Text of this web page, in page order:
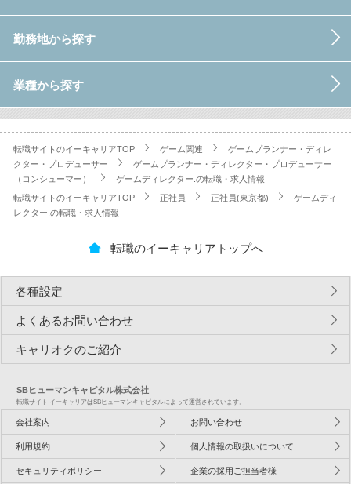
勤務地から探す
業種から探す
転職サイトのイーキャリアTOP ゲーム関連
ゲームプランナー・ディレ
クター・プロデューサー
ゲームプランナー・ディレクター・プロデューサー
（コンシューマー）
ゲームディレクター.の転職・求人情報
転職サイトのイーキャリアTOP 正社員 正社員(東京都)
ゲームディ
レクター.の転職・求人情報
転職のイーキャリアトップへ
各種設定
よくあるお問い合わせ
キャリオクのご紹介
SBヒューマンキャピタル株式会社
転職サイト イーキャリアはSBヒューマンキャピタルによって運営されています。
会社案内 お問い合わせ
利用規約 個人情報の取扱いについて
セキュリティポリシー 企業の採用ご担当者様